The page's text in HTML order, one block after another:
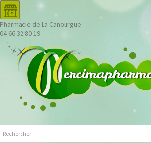
Pharmacie de La Canourgue
04 66 32 80 19